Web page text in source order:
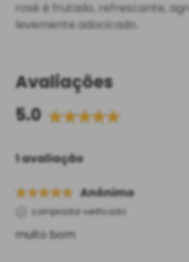
rosé é frutado, refrescante,
levemente adocicado.
Avaliações
5.0
1 avaliação
Anônimo
comprador verificado
muito bom